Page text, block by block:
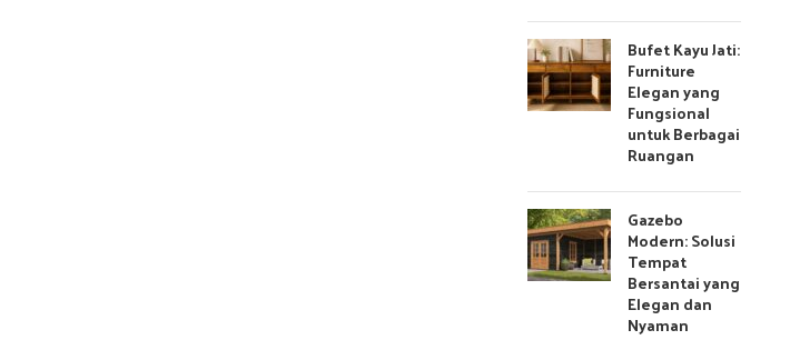
Bufet Kayu Jati:
Furniture
Elegan yang
Fungsional
untuk Berbagai
Ruangan
Gazebo
Modern: Solusi
Tempat
Bersantai yang
Elegan dan
Nyaman